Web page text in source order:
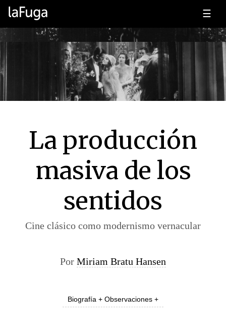
☰
La producción
masiva de los
sentidos
Cine clásico como modernismo vernacular
Por Miriam Bratu Hansen
Biografía + Observaciones +